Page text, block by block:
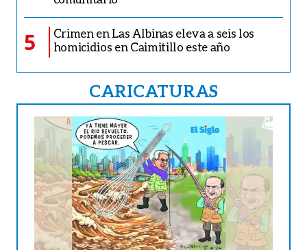
5
Crimen en Las Albinas eleva a seis los
homicidios en Caimitillo este año
CARICATURAS